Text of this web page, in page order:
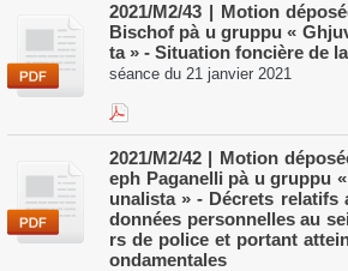
2021/M2/43 | Motion
Bischof pà u gruppu «
ta » - Situation foncière de
séance du 21 janvier 2021
2021/M2/42 | Motion
eph Paganelli pà u gruppu
unalista » - Décrets relatifs
données personnelles au
rs de police et portant
ondamentales